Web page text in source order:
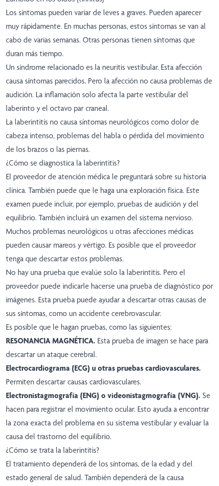
Los síntomas pueden variar de leves a graves. Pueden aparecer
muy rápidamente. En muchas personas, estos síntomas se van al
cabo de varias semanas. Otras personas tienen síntomas que
duran más tiempo.
Un síndrome relacionado es la neuritis vestibular. Esta afección
causa síntomas parecidos. Pero la afección no causa problemas de
audición. La inflamación solo afecta la parte vestibular del
laberinto y el octavo par craneal.
La laberintitis no causa síntomas neurológicos como dolor de
cabeza intenso, problemas del habla o pérdida del movimiento
de los brazos o las piernas.
¿Cómo se diagnostica la laberintitis?
El proveedor de atención médica le preguntará sobre su historia
clínica. También puede que le haga una exploración física. Este
examen puede incluir, por ejemplo, pruebas de audición y del
equilibrio. También incluirá un examen del sistema nervioso.
Muchos problemas neurológicos u otras afecciones médicas
pueden causar mareos y vértigo. Es posible que el proveedor
tenga que descartar estos problemas.
No hay una prueba que evalúe solo la laberintitis. Pero el
proveedor puede indicarle hacerse una prueba de diagnóstico por
imágenes. Esta prueba puede ayudar a descartar otras causas de
sus síntomas, como un accidente cerebrovascular.
Es posible que le hagan pruebas, como las siguientes:
RESONANCIA MAGNÉTICA. Esta prueba de imagen se hace para
descartar un ataque cerebral.
Electrocardiograma (ECG) u otras pruebas cardiovasculares.
Permiten descartar causas cardiovasculares.
Electronistagmografía (ENG) o videonistagmografía (VNG). Se
hacen para registrar el movimiento ocular. Esto ayuda a encontrar
la zona exacta del problema en su sistema vestibular y evaluar la
causa del trastorno del equilibrio.
¿Cómo se trata la laberintitis?
El tratamiento dependerá de los síntomas, de la edad y del
estado general de salud. También dependerá de la causa